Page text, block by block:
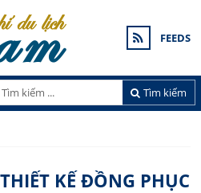
FEEDS
Tìm kiếm
KẾ ĐỒNG PHỤC